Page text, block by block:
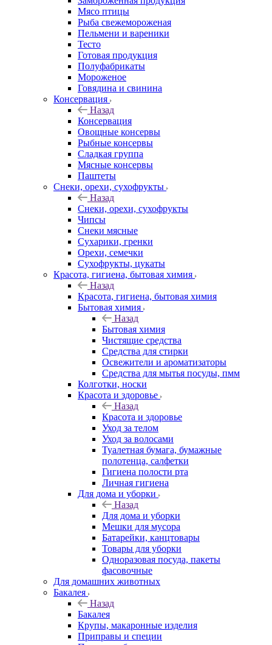
Мясо птицы
Рыба свежемороженая
Пельмени и вареники
Тесто
Готовая продукция
Полуфабрикаты
Мороженое
Говядина и свинина
Консервация
Назад
Консервация
Овощные консервы
Рыбные консервы
Сладкая группа
Мясные консервы
Паштеты
Снеки, орехи, сухофрукты
Назад
Снеки, орехи, сухофрукты
Чипсы
Снеки мясные
Сухарики, гренки
Орехи, семечки
Сухофрукты, цукаты
Красота, гигиена, бытовая химия
Назад
Красота, гигиена, бытовая химия
Бытовая химия
Назад
Бытовая химия
Чистящие средства
Средства для стирки
Освежители и ароматизаторы
Средства для мытья посуды, пмм
Колготки, носки
Красота и здоровье
Назад
Красота и здоровье
Уход за телом
Уход за волосами
Туалетная бумага, бумажные
полотенца, салфетки
Гигиена полости рта
Личная гигиена
Для дома и уборки
Назад
Для дома и уборки
Мешки для мусора
Батарейки, канцтовары
Товары для уборки
Одноразовая посуда, пакеты
фасовочные
Для домашних животных
Бакалея
Назад
Бакалея
Крупы, макаронные изделия
Приправы и специи